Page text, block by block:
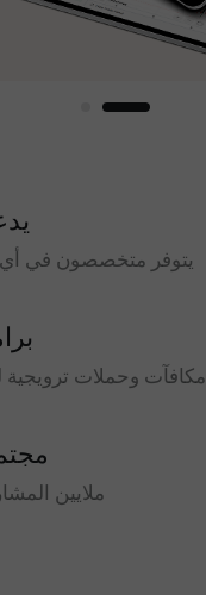
يتوفر متخصصون في
مكافآت وحملات ترويجية
ملايين